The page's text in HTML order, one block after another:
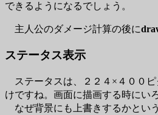
できるようになるでしょう。
主人公のダメージ計算の後に
ステータス表示
ステータスは、２２４×４００ピ
けですね。画面に描画する時にい
なぜ背景にも上書きするかとい